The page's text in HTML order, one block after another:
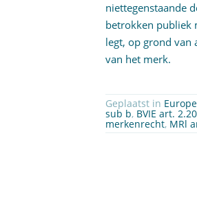
niettegenstaande
betrokken publiek
legt, op grond van
van het merk.
Geplaatst in
sub b, BVIE art.
merkenrecht, MRl